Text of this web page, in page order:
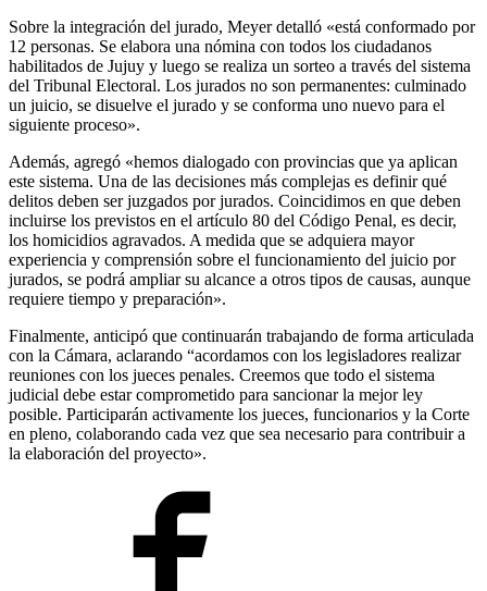
Sobre la integración del jurado, Meyer detalló «está conformado por
12 personas. Se elabora una nómina con todos los ciudadanos
habilitados de Jujuy y luego se realiza un sorteo a través del sistema
del Tribunal Electoral. Los jurados no son permanentes: culminado
un juicio, se disuelve el jurado y se conforma uno nuevo para el
siguiente proceso».
Además, agregó «hemos dialogado con provincias que ya aplican
este sistema. Una de las decisiones más complejas es definir qué
delitos deben ser juzgados por jurados. Coincidimos en que deben
incluirse los previstos en el artículo 80 del Código Penal, es decir,
los homicidios agravados. A medida que se adquiera mayor
experiencia y comprensión sobre el funcionamiento del juicio por
jurados, se podrá ampliar su alcance a otros tipos de causas, aunque
requiere tiempo y preparación».
Finalmente, anticipó que continuarán trabajando de forma articulada
con la Cámara, aclarando “acordamos con los legisladores realizar
reuniones con los jueces penales. Creemos que todo el sistema
judicial debe estar comprometido para sancionar la mejor ley
posible. Participarán activamente los jueces, funcionarios y la Corte
en pleno, colaborando cada vez que sea necesario para contribuir a
la elaboración del proyecto».